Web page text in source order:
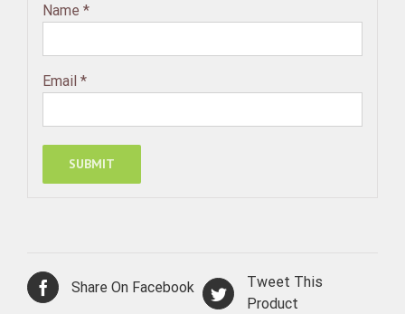
Name *
Email *
Share On Facebook
Tweet This
Product